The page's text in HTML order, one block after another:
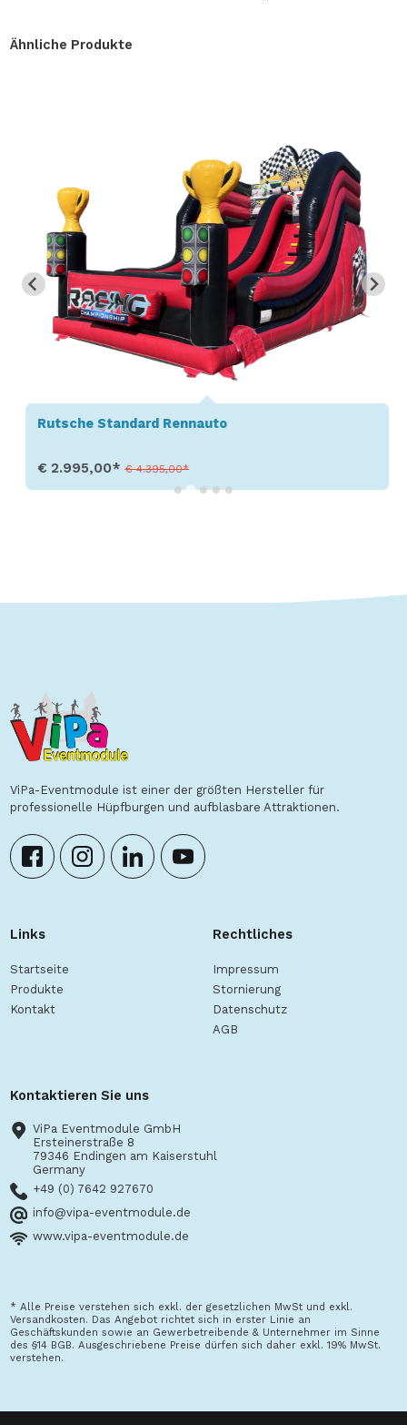
Ähnliche Produkte
Rutsche Standard Rennauto
€ 2.995,00* € 4.395,00*
ViPa-Eventmodule ist einer der größten Hersteller für
professionelle Hüpfburgen und aufblasbare Attraktionen.
Links
Startseite
Produkte
Kontakt
Rechtliches
Impressum
Stornierung
Datenschutz
AGB
Kontaktieren Sie uns
ViPa Eventmodule GmbH
Ersteinerstraße 8
79346 Endingen am Kaiserstuhl
Germany
+49 (0) 7642 927670
info@vipa-eventmodule.de
www.vipa-eventmodule.de
* Alle Preise verstehen sich exkl. der gesetzlichen MwSt und exkl.
Versandkosten. Das Angebot richtet sich in erster Linie an
Geschäftskunden sowie an Gewerbetreibende & Unternehmer im Sinne
des §14 BGB. Ausgeschriebene Preise dürfen sich daher exkl. 19% MwSt.
verstehen.